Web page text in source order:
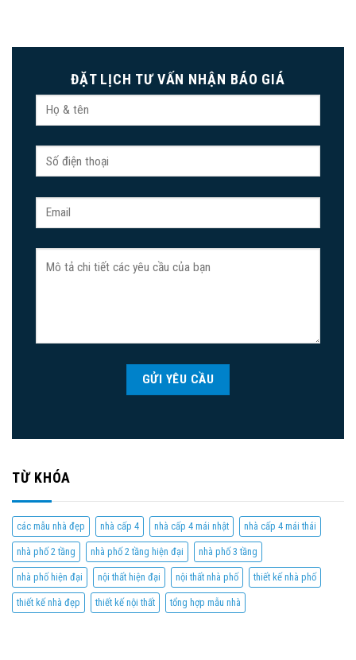
ĐẶT LỊCH TƯ VẤN NHẬN BÁO GIÁ
TỪ KHÓA
các mẫu nhà đẹp nhà cấp 4 nhà cấp 4 mái nhật nhà cấp 4 mái thái
nhà phố 2 tầng nhà phố 2 tầng hiện đại nhà phố 3 tầng
nhà phố hiện đại nội thất hiện đại nội thất nhà phố thiết kế nhà phố
thiết kế nhà đẹp thiết kế nội thất tổng hợp mẫu nhà